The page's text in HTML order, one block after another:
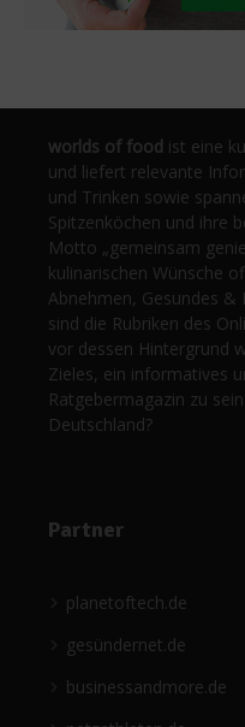
worlds of food ist eine
und liefert relevante
und Trinken sowie
Spitzenköchen und ihre
Motto „gemeinsam
kulinarischen Wünsche
Abnehmen, Gesundes
sind die Rubriken des
vor dessen Hintergrund
Zieles, ein informatives
Ratgebermagazin zu
Deutschland?
Partner
planetoftech.de
gesündernet.de
businessandmore.de